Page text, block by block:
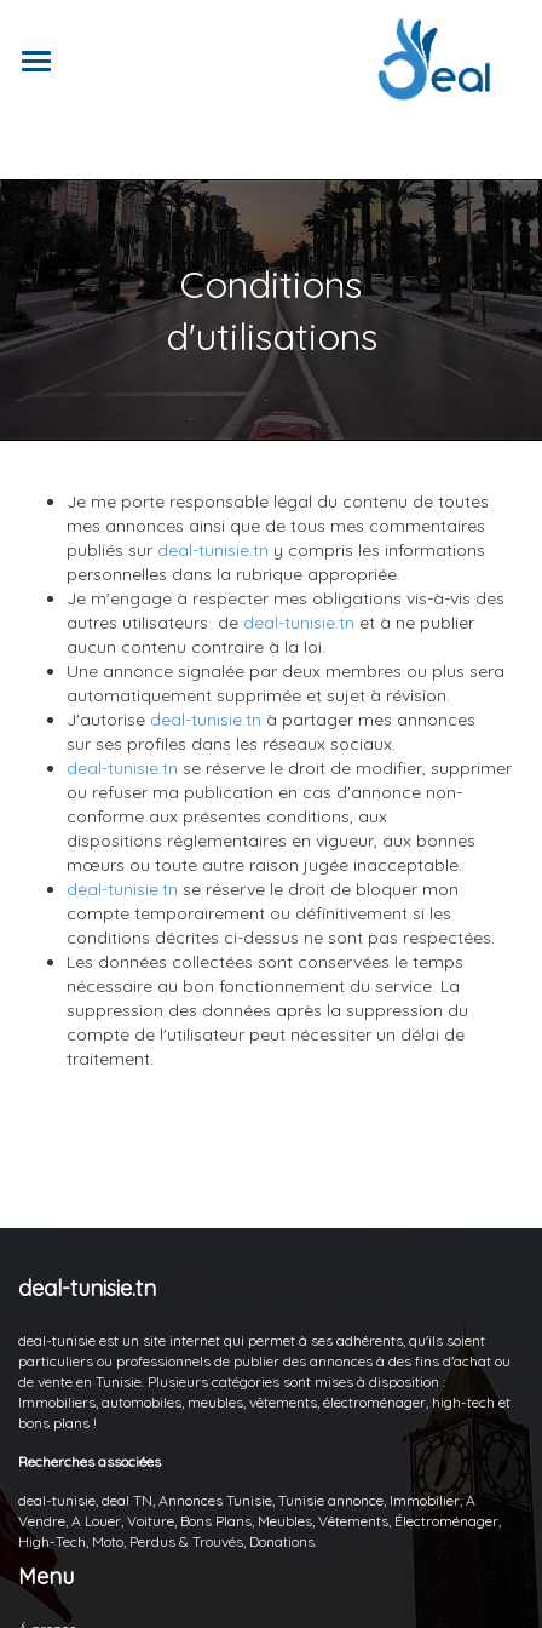
Conditions
d'utilisations
Je me porte responsable légal du contenu de toutes
mes annonces ainsi que de tous mes commentaires
publiés sur deal-tunisie.tn y compris les informations
personnelles dans la rubrique appropriée.
Je m'engage à respecter mes obligations vis-à-vis des
autres utilisateurs de deal-tunisie.tn et à ne publier
aucun contenu contraire à la loi.
Une annonce signalée par deux membres ou plus sera
automatiquement supprimée et sujet à révision.
J'autorise deal-tunisie.tn à partager mes annonces
sur ses profiles dans les réseaux sociaux.
deal-tunisie.tn se réserve le droit de modifier, supprimer
ou refuser ma publication en cas d'annonce non-
conforme aux présentes conditions, aux
dispositions réglementaires en vigueur, aux bonnes
mœurs ou toute autre raison jugée inacceptable.
deal-tunisie.tn se réserve le droit de bloquer mon
compte temporairement ou définitivement si les
conditions décrites ci-dessus ne sont pas respectées.
Les données collectées sont conservées le temps
nécessaire au bon fonctionnement du service. La
suppression des données après la suppression du
compte de l'utilisateur peut nécessiter un délai de
traitement.
deal-tunisie.tn
deal-tunisie est un site internet qui permet à ses adhérents, qu'ils soient
particuliers ou professionnels de publier des annonces à des fins d'achat ou
de vente en Tunisie. Plusieurs catégories sont mises à disposition :
Immobiliers, automobiles, meubles, vêtements, électroménager, high-tech et
bons plans !
Recherches associées
deal-tunisie, deal TN, Annonces Tunisie, Tunisie annonce, Immobilier, A
Vendre, A Louer, Voiture, Bons Plans, Meubles, Vêtements, Électroménager,
High-Tech, Moto, Perdus & Trouvés, Donations.
Menu